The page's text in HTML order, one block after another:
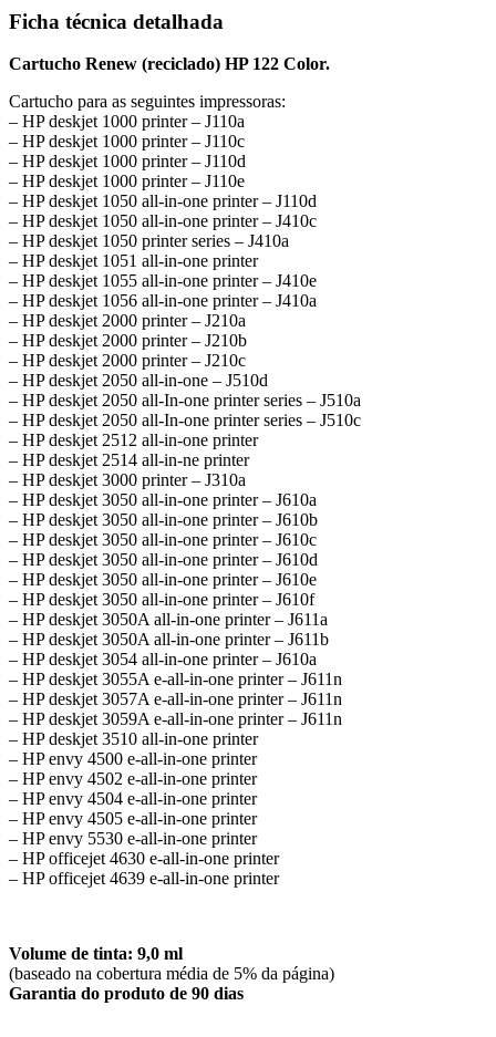
Ficha técnica detalhada
Cartucho Renew (reciclado) HP 122 Color.
Cartucho para as seguintes impressoras:
– HP deskjet 1000 printer – J110a
– HP deskjet 1000 printer – J110c
– HP deskjet 1000 printer – J110d
– HP deskjet 1000 printer – J110e
– HP deskjet 1050 all-in-one printer – J110d
– HP deskjet 1050 all-in-one printer – J410c
– HP deskjet 1050 printer series – J410a
– HP deskjet 1051 all-in-one printer
– HP deskjet 1055 all-in-one printer – J410e
– HP deskjet 1056 all-in-one printer – J410a
– HP deskjet 2000 printer – J210a
– HP deskjet 2000 printer – J210b
– HP deskjet 2000 printer – J210c
– HP deskjet 2050 all-in-one – J510d
– HP deskjet 2050 all-In-one printer series – J510a
– HP deskjet 2050 all-In-one printer series – J510c
– HP deskjet 2512 all-in-one printer
– HP deskjet 2514 all-in-ne printer
– HP deskjet 3000 printer – J310a
– HP deskjet 3050 all-in-one printer – J610a
– HP deskjet 3050 all-in-one printer – J610b
– HP deskjet 3050 all-in-one printer – J610c
– HP deskjet 3050 all-in-one printer – J610d
– HP deskjet 3050 all-in-one printer – J610e
– HP deskjet 3050 all-in-one printer – J610f
– HP deskjet 3050A all-in-one printer – J611a
– HP deskjet 3050A all-in-one printer – J611b
– HP deskjet 3054 all-in-one printer – J610a
– HP deskjet 3055A e-all-in-one printer – J611n
– HP deskjet 3057A e-all-in-one printer – J611n
– HP deskjet 3059A e-all-in-one printer – J611n
– HP deskjet 3510 all-in-one printer
– HP envy 4500 e-all-in-one printer
– HP envy 4502 e-all-in-one printer
– HP envy 4504 e-all-in-one printer
– HP envy 4505 e-all-in-one printer
– HP envy 5530 e-all-in-one printer
– HP officejet 4630 e-all-in-one printer
– HP officejet 4639 e-all-in-one printer
Volume de tinta: 9,0 ml
(baseado na cobertura média de 5% da página)
Garantia do produto de 90 dias